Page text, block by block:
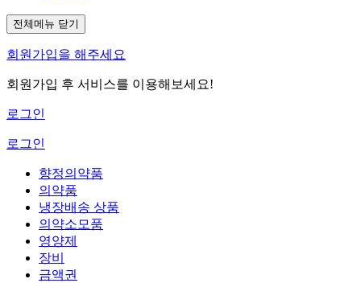
전체메뉴 닫기
회원가입을 해주세요
회원가입 후 서비스를 이용해보세요!
로그인
로그인
향정의약품
의약품
냉장배송 상품
의약소모품
영양제
장비
금액권